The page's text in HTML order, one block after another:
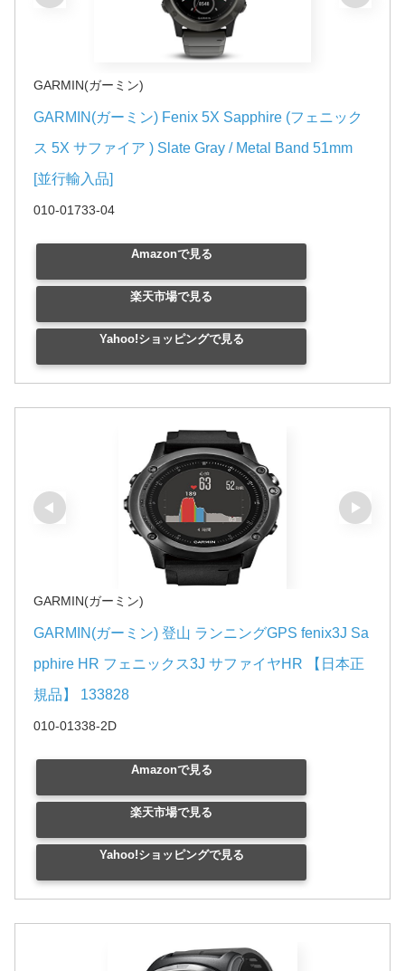
GARMIN(ガーミン)
GARMIN(ガーミン) Fenix 5X Sapphire (フェニック
ス 5X サファイア ) Slate Gray / Metal Band 51mm
[並行輸入品]
010-01733-04
Amazonで見る
楽天市場で見る
Yahoo!ショッピングで見る
GARMIN(ガーミン)
GARMIN(ガーミン) 登山 ランニングGPS fenix3J Sa
pphire HR フェニックス3J サファイヤHR 【日本正
規品】 133828
010-01338-2D
Amazonで見る
楽天市場で見る
Yahoo!ショッピングで見る